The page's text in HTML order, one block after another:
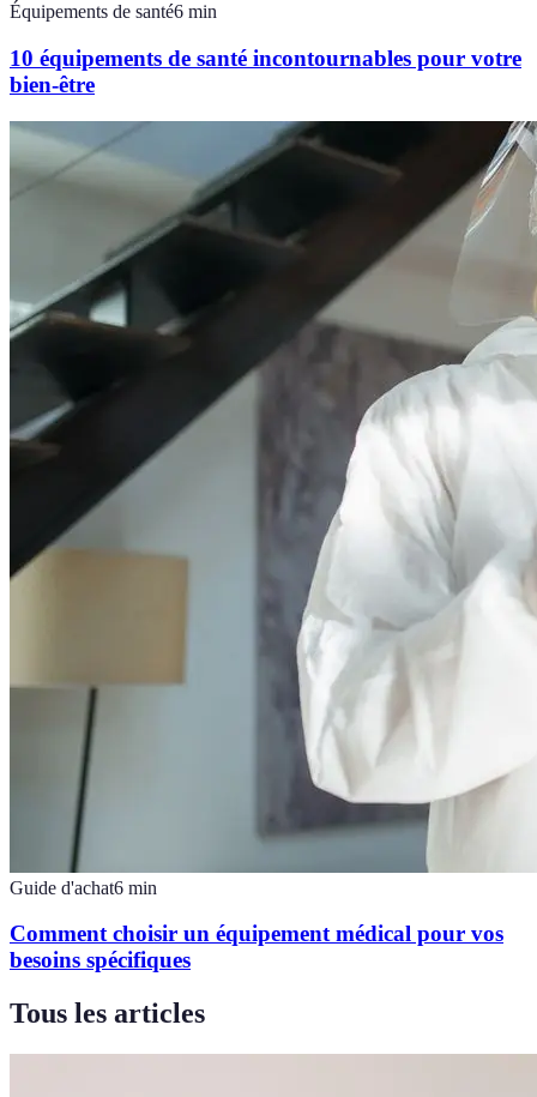
Équipements de santé6 min
10 équipements de santé incontournables pour votre
bien-être
Guide d'achat6 min
Comment choisir un équipement médical pour vos
besoins spécifiques
Tous les articles